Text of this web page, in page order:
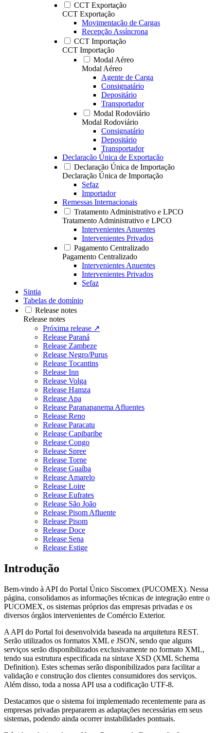
CCT Exportação
CCT Exportação
Movimentação de Cargas
Recepção Assíncrona
CCT Importação
CCT Importação
Modal Aéreo
Modal Aéreo
Agente de Carga
Consignatário
Depositário
Transportador
Modal Rodoviário
Modal Rodoviário
Consignatário
Depositário
Transportador
Declaração Única de Exportação
Declaração Única de Importação
Declaração Única de Importação
Sefaz
Importador
Remessas Internacionais
Tratamento Administrativo e LPCO
Tratamento Administrativo e LPCO
Intervenientes Anuentes
Intervenientes Privados
Pagamento Centralizado
Pagamento Centralizado
Intervenientes Anuentes
Intervenientes Privados
Sefaz
Sintia
Tabelas de domínio
Release notes
Release notes
Próxima release ↗
Release Paraná
Release Zambeze
Release Negro/Purus
Release Tocantins
Release Inn
Release Volga
Release Hamza
Release Apa
Release Paranapanema Afluentes
Release Reno
Release Paracatu
Release Capibaribe
Release Congo
Release Spree
Release Torne
Release Guaíba
Release Amarelo
Release Loire
Release Eufrates
Release São João
Release Pisom Afluente
Release Pisom
Release Doce
Release Sena
Release Estige
Introdução
Bem-vindo à API do Portal Único Siscomex (PUCOMEX). Nessa
página, consolidamos as informações técnicas de integração entre o
PUCOMEX, os sistemas próprios das empresas privadas e os
diversos órgãos intervenientes de Comércio Exterior.
A API do Portal foi desenvolvida baseada na arquitetura REST.
Serão utilizados os formatos XML e JSON, sendo que alguns
serviços serão disponibilizados exclusivamente no formato XML,
tendo sua estrutura especificada na sintaxe XSD (XML Schema
Definition). Estes schemas serão disponibilizados para facilitar a
validação e construção dos clientes consumidores dos serviços.
Além disso, toda a nossa API usa a codificação UTF-8.
Destacamos que o sistema foi implementado recentemente para as
empresas privadas prepararem as adaptações necessárias em seus
sistemas, podendo ainda ocorrer instabilidades pontuais.